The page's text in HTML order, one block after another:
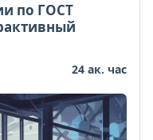
по ГОСТ
24 ак. час